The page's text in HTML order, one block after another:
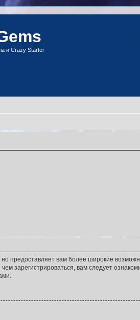
и Crazy Starter
предоставляет вам более широкие
зарегистрироваться, вам следует